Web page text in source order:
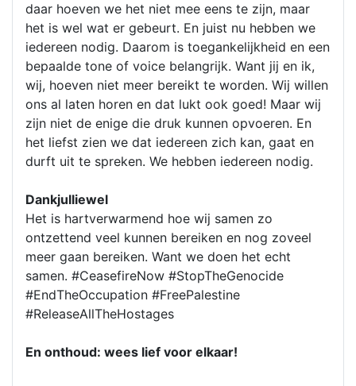
daar hoeven we het niet mee eens te zijn, maar
het is wel wat er gebeurt. En juist nu hebben we
iedereen nodig. Daarom is toegankelijkheid en een
bepaalde tone of voice belangrijk. Want jij en ik,
wij, hoeven niet meer bereikt te worden. Wij willen
ons al laten horen en dat lukt ook goed! Maar wij
zijn niet de enige die druk kunnen opvoeren. En
het liefst zien we dat iedereen zich kan, gaat en
durft uit te spreken. We hebben iedereen nodig.
Dankjulliewel
Het is hartverwarmend hoe wij samen zo
ontzettend veel kunnen bereiken en nog zoveel
meer gaan bereiken. Want we doen het echt
samen. #CeasefireNow #StopTheGenocide
#EndTheOccupation #FreePalestine
#ReleaseAllTheHostages
En onthoud: wees lief voor elkaar!